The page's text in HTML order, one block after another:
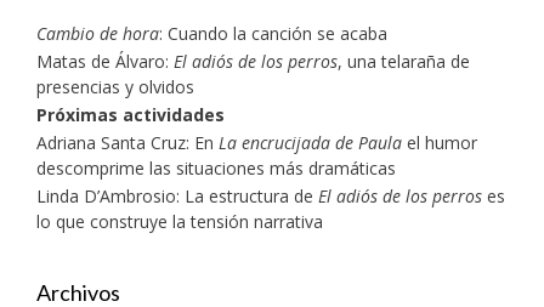
Cambio de hora: Cuando la canción se acaba
Matas de Álvaro: El adiós de los perros, una telaraña de
presencias y olvidos
Próximas actividades
Adriana Santa Cruz: En La encrucijada de Paula el humor
descomprime las situaciones más dramáticas
Linda D’Ambrosio: La estructura de El adiós de los perros es
lo que construye la tensión narrativa
Archivos